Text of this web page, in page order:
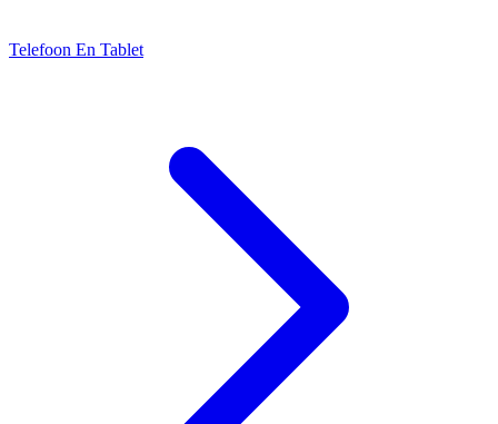
Telefoon En Tablet